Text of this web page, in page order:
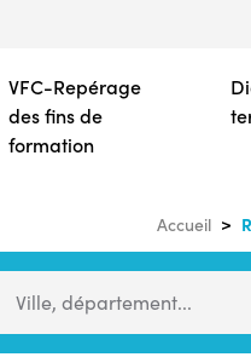
VFC-Repérage
des fins de
formation
Accueil
Ville, département...